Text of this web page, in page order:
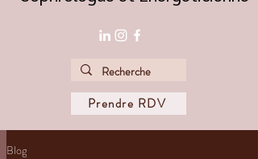
Prendre RDV
Blog